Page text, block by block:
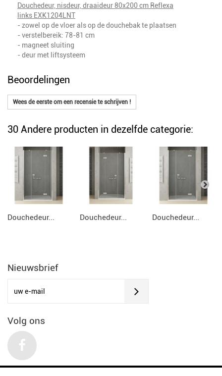
Douchedeur, nisdeur, draaideur 80x200 cm Reflexa
links EXK1204LNT
- zowel op de vloer als op de douchebak te plaatsen
- verstelbereik: 78-81 cm
- magneet sluiting
- deur met liftsysteem
Beoordelingen
Wees de eerste om een recensie te schrijven !
30 Andere producten in dezelfde categorie:
Douchedeur... Douchedeur... Douchedeur...
Nieuwsbrief
Volg ons